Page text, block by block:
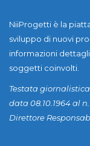
NiiProgetti è la
sviluppo di nuovi
informazioni
soggetti coinvolti.
Testata
data 08.10.1964 al
Direttore